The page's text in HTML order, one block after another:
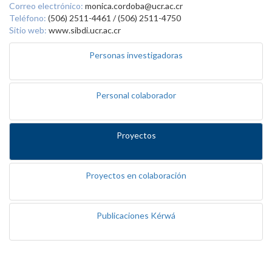
Correo electrónico: monica.cordoba@ucr.ac.cr
Teléfono: (506) 2511-4461 / (506) 2511-4750
Sitio web: www.sibdi.ucr.ac.cr
Personas investigadoras
Personal colaborador
Proyectos
Proyectos en colaboración
Publicaciones Kérwá